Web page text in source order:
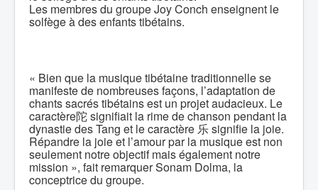
Les membres du groupe Joy Conch enseignent le
solfège à des enfants tibétains.
« Bien que la musique tibétaine traditionnelle se
manifeste de nombreuses façons, l’adaptation de
chants sacrés tibétains est un projet audacieux. Le
caractère陀 signifiait la rime de chanson pendant la
dynastie des Tang et le caractère 乐 signifie la joie.
Répandre la joie et l’amour par la musique est non
seulement notre objectif mais également notre
mission », fait remarquer Sonam Dolma, la
conceptrice du groupe.